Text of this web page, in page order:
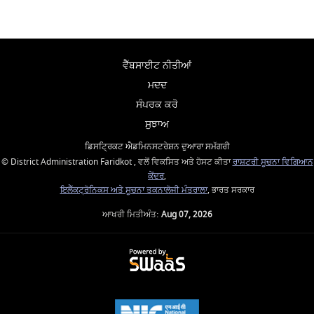
ਵੈੱਬਸਾਈਟ ਨੀਤੀਆਂ
ਮਦਦ
ਸੰਪਰਕ ਕਰੋ
ਸੁਝਾਅ
ਡਿਸਟ੍ਰਿਕਟ ਐਡਮਿਨਸਟਰੇਸ਼ਨ ਦੁਆਰਾ ਸਮੱਗਰੀ
© District Administration Faridkot , ਵਲੋਂ ਵਿਕਸਿਤ ਅਤੇ ਹੋਸਟ ਕੀਤਾਰਾਸ਼ਟਰੀ ਸੂਚਨਾ ਵਿਗਿਆਨ
ਕੇਂਦਰ,
ਇਲੈੱਕਟ੍ਰੋਨਿਕਸ ਅਤੇ ਸੂਚਨਾ ਤਕਨਾਲੋਜੀ ਮੰਤਰਾਲਾ, ਭਾਰਤ ਸਰਕਾਰ
ਆਖਰੀ ਮਿਤੀਅੰਤ: Aug 07, 2026